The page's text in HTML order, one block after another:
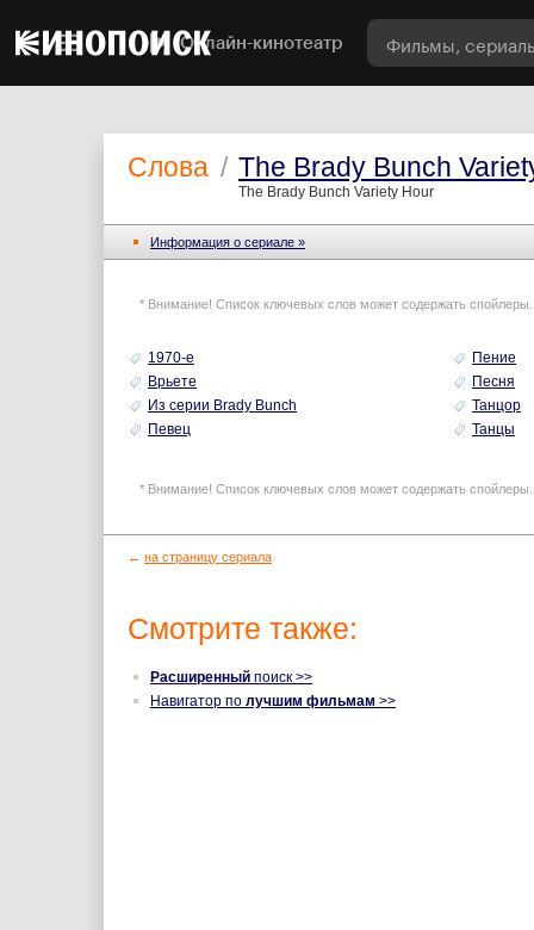
Онлайн-кинотеатр
Слова / The Brady Bunch
The Brady Bunch Variety Hour
Информация o сериале »
* Внимание! Список ключевых слов может содержать
1970-е
Врьете
Из серии Brady Bunch
Певец
Пение
Песня
Танцор
Танцы
* Внимание! Список ключевых слов может содержать
← на страницу сериала
Смотрите также:
Расширенный поиск >>
Навигатор по лучшим фильмам >>